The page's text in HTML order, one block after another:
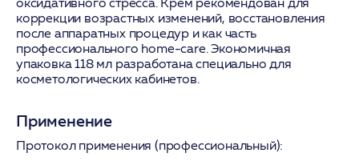
коррекции возрастных изменений, восстановления
после аппаратных процедур и как часть
профессионального home-care. Экономичная
упаковка 118 мл разработана специально для
косметологических кабинетов.
Применение
Протокол применения (профессиональный):